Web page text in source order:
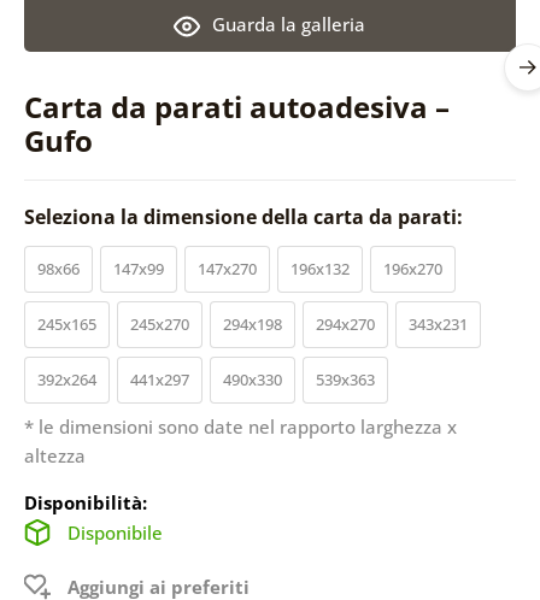
Carta da parati autoadesiva –
Gufo
Guarda la galleria
Seleziona la dimensione della carta da parati:
98x66 147x99 147x270 196x132 196x270
245x165 245x270 294x198 294x270 343x231
392x264 441x297 490x330 539x363
* le dimensioni sono date nel rapporto larghezza x
altezza
Disponibilità:
Disponibile
Aggiungi ai preferiti